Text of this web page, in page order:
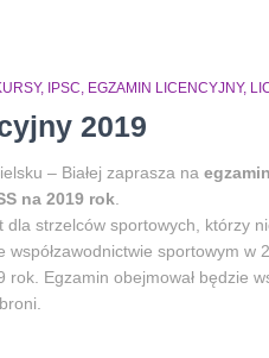
IPSC EGZAMIN LICENCYJNY
2019
– Białej zaprasza na
na 2019 rok.
dla strzelców sportowych, którzy
współzawodnictwie sportowym w
rok. Egzamin obejmował będzie